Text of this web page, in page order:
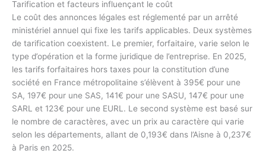
Tarification et facteurs influençant le coût
Le coût des annonces légales est réglementé par un arrêté
ministériel annuel qui fixe les tarifs applicables. Deux systèmes
de tarification coexistent. Le premier, forfaitaire, varie selon le
type d’opération et la forme juridique de l’entreprise. En 2025,
les tarifs forfaitaires hors taxes pour la constitution d’une
société en France métropolitaine s’élèvent à 395€ pour une
SA, 197€ pour une SAS, 141€ pour une SASU, 147€ pour une
SARL et 123€ pour une EURL. Le second système est basé sur
le nombre de caractères, avec un prix au caractère qui varie
selon les départements, allant de 0,193€ dans l’Aisne à 0,237€
à Paris en 2025.